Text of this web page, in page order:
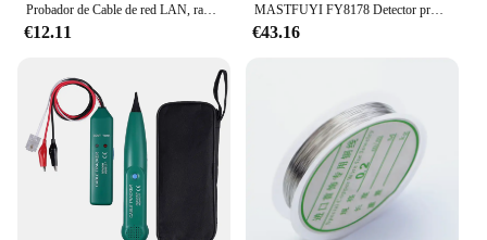
€12.11
MASTFUYI FY8178 Detector profesional de líneas subterráneas Buscador de líneas de pared Rastreador de cables Buscador de cables Localizador de líneas metálicas Probador de continuidad
€43.16